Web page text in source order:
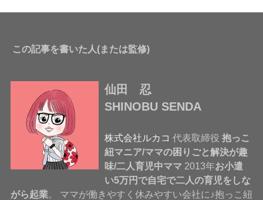
この記事を書いた人(または監修)
仙田 忍
SHINOBU SENDA
株式会社ルカコ 代表取締役抱っこ
紐マニア/ママの困りごと解決が趣
味/二人育児中ママ 2013年お小遣
い5万円で自宅で二人の育児をしな
がら起業。 ママが働きやすく休みやすい会社に♪抱っこ紐